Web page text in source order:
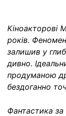
Кіноакторові
років.
залишив у
дивно.
продуманою
бездоганно
Фантастика